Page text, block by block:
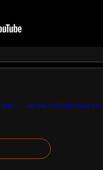
Jeep Ford 4L (Base Solido - 1/43 - par Jean-Pierre B.) suite 4